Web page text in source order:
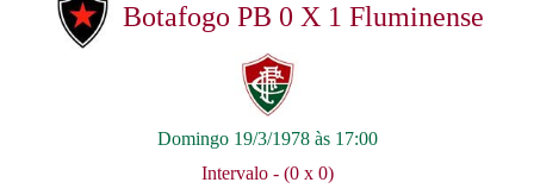
Botafogo PB 0 X 1 Fluminense
Domingo 19/3/1978 às 17:00
Intervalo - (0 x 0)